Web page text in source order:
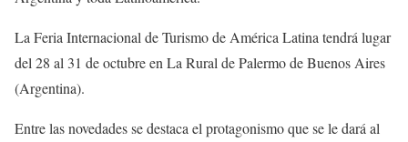
La Feria Internacional de Turismo de América Latina tendrá lugar
del 28 al 31 de octubre en La Rural de Palermo de Buenos Aires
(Argentina).
Entre las novedades se destaca el protagonismo que se le dará al